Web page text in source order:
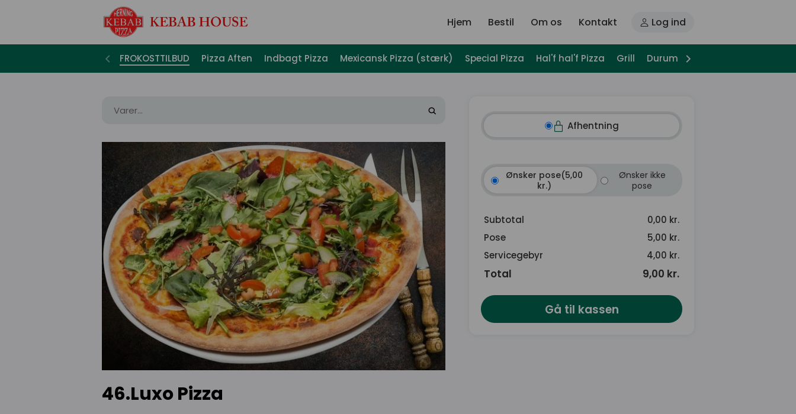
Hjem Bestil Om os Kontakt Log ind
FROKOSTTILBUD Pizza Aften Indbagt Pizza Mexicansk Pizza (stærk) Special Pizza Hal'f hal'f Pizza Grill Durum Pitabrød
46.Luxo Pizza
Afhentning
Ønsker pose(5,00
kr.)
Ønsker ikke
pose
Subtotal
0,00 kr.
Pose
5,00 kr.
Servicegebyr
4,00 kr.
Total 9,00 kr.
Gå til kassen